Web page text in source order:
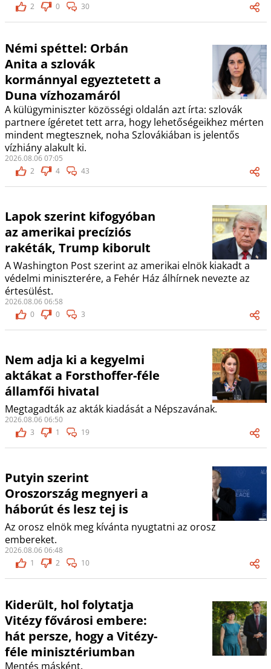
2
0 30
Némi spéttel: Orbán
Anita a szlovák
kormánnyal egyeztetett a
Duna vízhozamáról
A külügyminiszter közösségi oldalán azt írta: szlovák
partnere ígéretet tett arra, hogy lehetőségeikhez mérten
mindent megtesznek, noha Szlovákiában is jelentős
vízhiány alakult ki.
2026.08.06 07:05
2
4 43
Lapok szerint kifogyóban
az amerikai precíziós
rakéták, Trump kiborult
A Washington Post szerint az amerikai elnök kiakadt a
védelmi miniszterére, a Fehér Ház álhírnek nevezte az
értesülést.
2026.08.06 06:58
0
0 3
Nem adja ki a kegyelmi
aktákat a Forsthoffer-féle
államfői hivatal
Megtagadták az akták kiadását a Népszavának.
2026.08.06 06:50
3
1 19
Putyin szerint
Oroszország megnyeri a
háborút és lesz tej is
Az orosz elnök meg kívánta nyugtatni az orosz
embereket.
2026.08.06 06:48
1
2 10
Kiderült, hol folytatja
Vitézy fővárosi embere:
hát persze, hogy a Vitézy-
féle minisztériumban
Mentés másként.